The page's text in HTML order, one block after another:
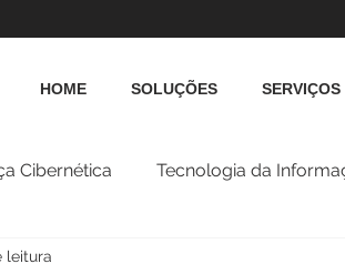
HOME SOLUÇÕES SERVIÇOS
Cibernética Tecnologia da
leitura